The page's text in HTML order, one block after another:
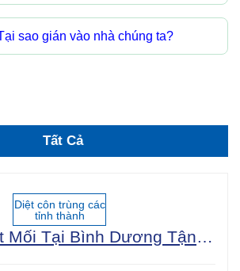
sao gián vào nhà chúng ta?
Tất Cả
Diệt côn trùng các
tỉnh thành
Dịch Vụ Diệt Mối Tại Bình Dương Tận Gốc 100% An Toàn Sinh Học | Công Ty Uy Tín Năm 2025